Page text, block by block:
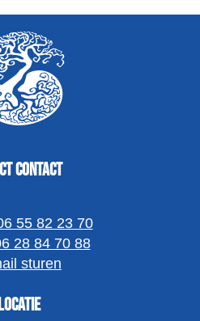
contact
55 82 23 70
28 84 70 88
sturen